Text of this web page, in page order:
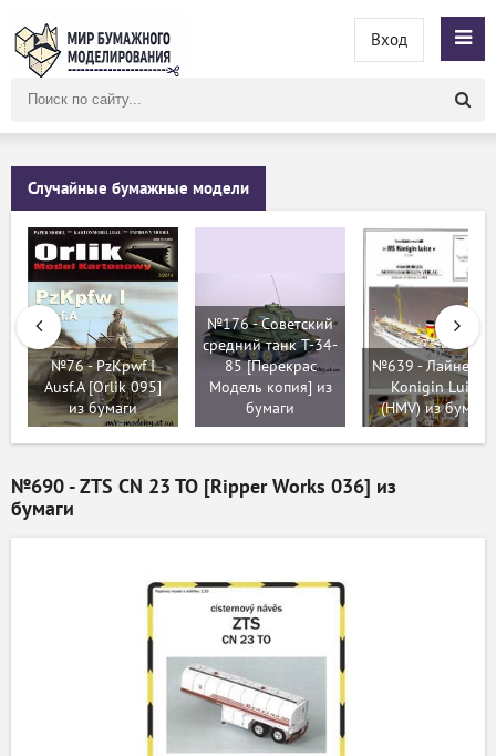
сайту
Вход
Случайные бумажные модели
№76 - PzKpwf I
Ausf.A [Orlik 095]
из бумаги
№176 - Советский
средний танк T-34-
85 [Перекрас
Модель копия] из
бумаги
№639 - Лайнер
Konigin Luise
(HMV) из бумаги
№690 - ZTS CN 23 TO [Ripper Works 036] из
бумаги